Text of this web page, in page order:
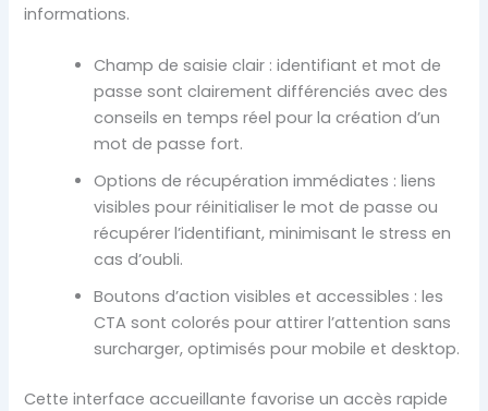
informations.
Champ de saisie clair : identifiant et mot de
passe sont clairement différenciés avec des
conseils en temps réel pour la création d’un
mot de passe fort.
Options de récupération immédiates : liens
visibles pour réinitialiser le mot de passe ou
récupérer l’identifiant, minimisant le stress en
cas d’oubli.
Boutons d’action visibles et accessibles : les
CTA sont colorés pour attirer l’attention sans
surcharger, optimisés pour mobile et desktop.
Cette interface accueillante favorise un accès rapide